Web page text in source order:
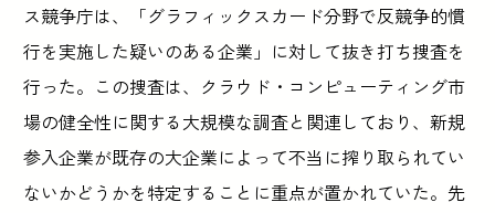
ス競争庁は、「グラフィックスカード分野で反競争的慣
行を実施した疑いのある企業」に対して抜き打ち捜査を
行った。この捜査は、クラウド・コンピューティング市
場の健全性に関する大規模な調査と関連しており、新規
参入企業が既存の大企業によって不当に搾り取られてい
ないかどうかを特定することに重点が置かれていた。先